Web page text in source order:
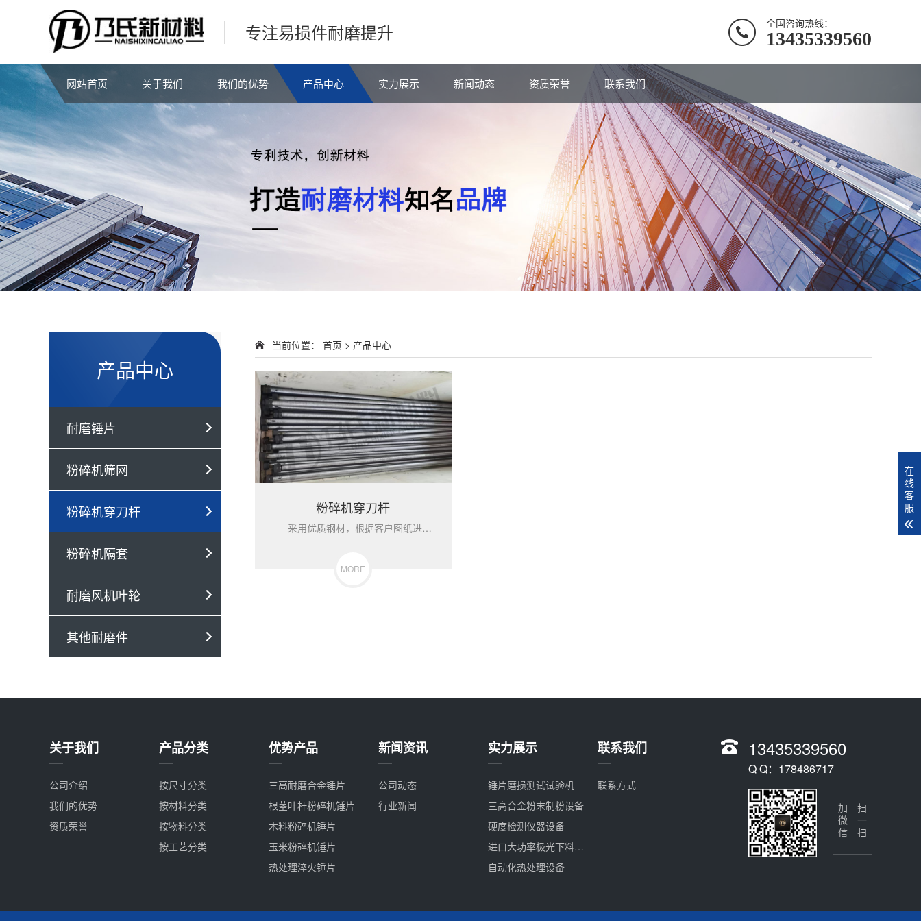
专注易损件耐磨提升 全国咨询热线：
13435339560
网站首页 关于我们 我们的优势 产品中心 实力展示 新闻动态 资质荣誉 联系我们
产品中心
耐磨锤片
粉碎机筛网
粉碎机穿刀杆
粉碎机隔套
耐磨风机叶轮
其他耐磨件
当前位置： 首页 > 产品中心
粉碎机穿刀杆
采用优质钢材，根据客户图纸进行加工，并进行调质处理，以保证使用强度和耐磨性能。
MORE
关于我们
公司介绍
我们的优势
资质荣誉
产品分类
按尺寸分类
按材料分类
按物料分类
按工艺分类
优势产品
三高耐磨合金锤片
根茎叶杆粉碎机锤片
木料粉碎机锤片
玉米粉碎机锤片
热处理淬火锤片
新闻资讯
公司动态
行业新闻
实力展示
锤片磨损测试试验机
三高合金粉末制粉设备
硬度检测仪器设备
进口大功率极光下料设备
自动化热处理设备
联系我们
联系方式
13435339560
Q Q：178486717
扫一扫
加微信
在
线
客
服